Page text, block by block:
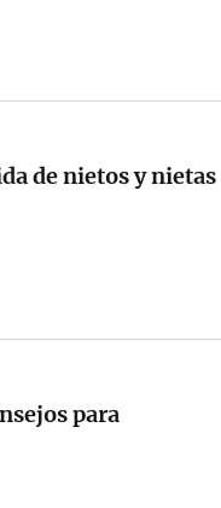
de nietos y nietas
para